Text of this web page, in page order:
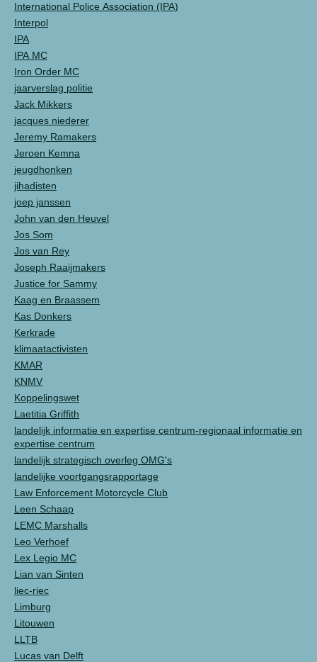
International Police Association (IPA)
Interpol
IPA
IPA MC
Iron Order MC
jaarverslag politie
Jack Mikkers
jacques niederer
Jeremy Ramakers
Jeroen Kemna
jeugdhonken
jihadisten
joep janssen
John van den Heuvel
Jos Som
Jos van Rey
Joseph Raaijmakers
Justice for Sammy
Kaag en Braassem
Kas Donkers
Kerkrade
klimaatactivisten
KMAR
KNMV
Koppelingswet
Laetitia Griffith
landelijk informatie en expertise centrum-regionaal informatie en
expertise centrum
landelijk strategisch overleg OMG's
landelijke voortgangsrapportage
Law Enforcement Motorcycle Club
Leen Schaap
LEMC Marshalls
Leo Verhoef
Lex Legio MC
Lian van Sinten
liec-riec
Limburg
Litouwen
LLTB
Lucas van Delft